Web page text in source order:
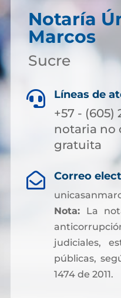
Notaría
Marcos
Sucre
 Líneas de
+57 - (605)
notaria no
gratuita
 Correo
Nota:La
judiciales,
públicas,
1474 de 2011.